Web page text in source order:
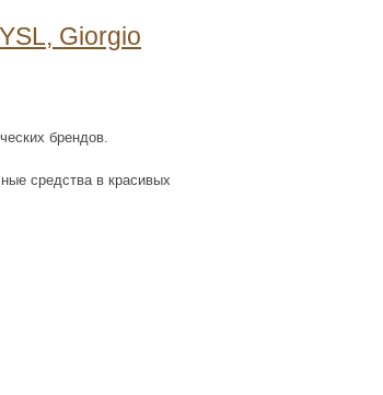
Giorgio
брендов.
средства в красивых